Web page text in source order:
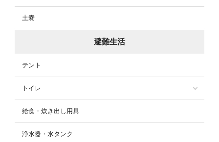
土嚢
避難生活
テント
トイレ
給食・炊き出し用具
浄水器・水タンク